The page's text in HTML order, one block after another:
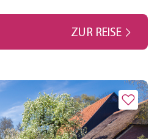
Ecken und genießen Sie das
ZUR REISE